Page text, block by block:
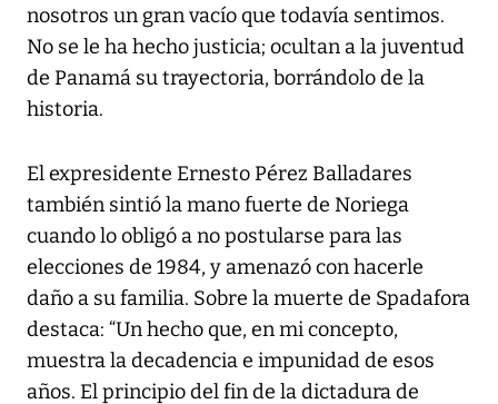
nosotros un gran vacío que todavía sentimos.
No se le ha hecho justicia; ocultan a la juventud
de Panamá su trayectoria, borrándolo de la
historia.
El expresidente Ernesto Pérez Balladares
también sintió la mano fuerte de Noriega
cuando lo obligó a no postularse para las
elecciones de 1984, y amenazó con hacerle
daño a su familia. Sobre la muerte de Spadafora
destaca: “Un hecho que, en mi concepto,
muestra la decadencia e impunidad de esos
años. El principio del fin de la dictadura de